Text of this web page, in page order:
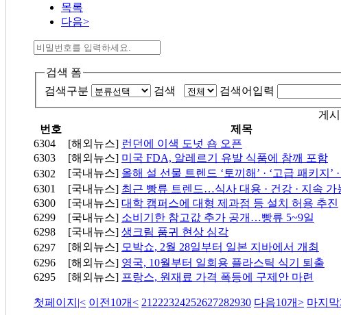
목록
다음>
검색 폼
검색구분
검색 검색어입력
게
번호
제목
6304
[해외뉴스] 런던에 이색 도넛 숍 오픈
6303
[해외뉴스] 미국 FDA, 알레르기 유발 식품에 참깨 포함
6302
[국내뉴스] 올해 설 선물 트렌드 ‘토끼해’ · ‘고급 패키지’
6301
[국내뉴스] 최근 빵류 트렌드…식사 대용 · 건강 · 지속 가
6300
[국내뉴스] 대학 캠퍼스에 대형 제과점 등 설치 허용 추진
6299
[국내뉴스] 소비기한 참고값 추가 공개…빵류 5~9일
6298
[국내뉴스] 생크림 품귀 현상 심각
6297
[해외뉴스] 모박쇼, 2월 28일부터 일본 지바에서 개최
6296
[해외뉴스] 영국, 10월부터 일회용 플라스틱 식기 퇴출
6295
[해외뉴스] 프랑스, 원재료 가격 폭등에 구제안 마련
첫페이지 |< 이전10개< 21 222324252627282930 다음10개> 마지막